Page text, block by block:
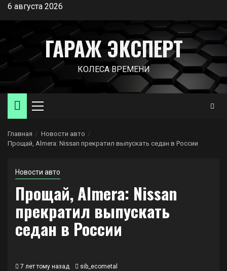
Перейти
содержимому
6 августа 2026
ГАРАЖ ЭКСПЕРТ
КОЛЕСА ВРЕМЕНИ
Основное
Главная
Новости авто
Прощай, Almera: Nissan прекратил выпускать седан в России
Новости авто
Прощай, Almera: Nissan
прекратил выпускать
седан в России
7 лет тому назад sib_ecometal